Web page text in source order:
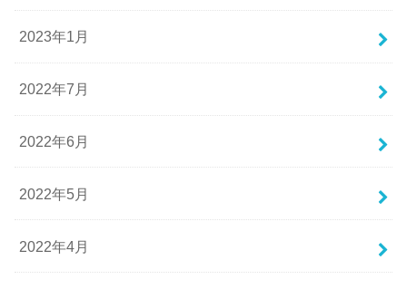
2023年1月
2022年7月
2022年6月
2022年5月
2022年4月